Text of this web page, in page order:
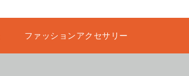
ファッションアクセサリー